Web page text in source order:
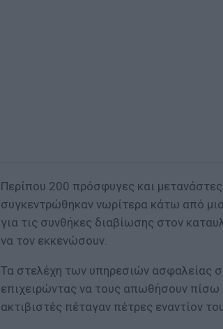
Περίπου 200 πρόσφυγες και
συγκεντρώθηκαν νωρίτερα κάτω από
για τις συνθήκες διαβίωσης στον
να τον εκκενώσουν.
Τα στελέχη των υπηρεσιών ασφαλείας
επιχειρώντας να τους απωθήσουν
ακτιβιστές πέταγαν πέτρες εναντίον